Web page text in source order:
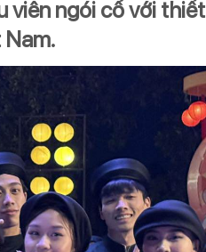
viên ngói cổ với thiết